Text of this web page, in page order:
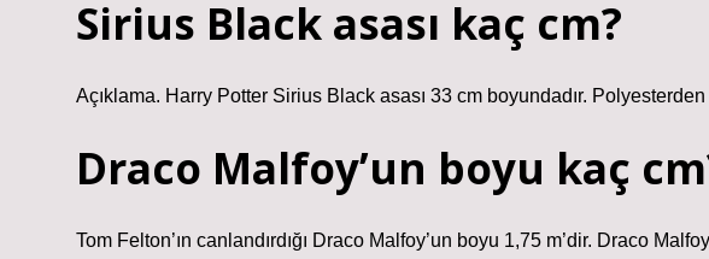
Sirius Black asası kaç cm?
Açıklama. Harry Potter Sirius Black asası 33 cm boyundadır.
Draco Malfoy’un boyu kaç
Tom Felton’ın canlandırdığı Draco Malfoy’un boyu 1,75 m’dir. Draco